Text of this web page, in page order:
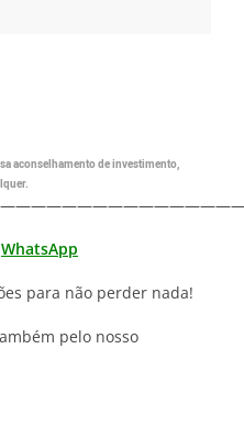
aconselhamento de investimento,
WhatsApp
para não perder nada!
pelo nosso